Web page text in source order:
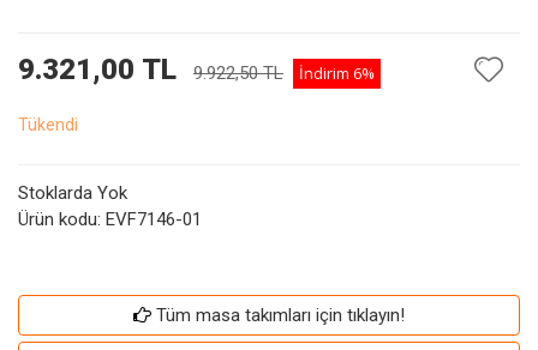
9.321,00 TL 9.922,50 TL İndirim 6%
Tükendi
Stoklarda Yok
Ürün kodu: EVF7146-01
Tüm masa takımları için tıklayın!